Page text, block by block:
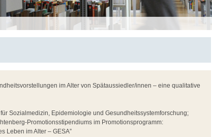
im Alter von Spätaussiedler/innen – eine qualitative
Sozialmedizin, Epidemiologie und Gesundheitssystemforschung;
Promotionsstipendiums im Promotionsprogramm:
Leben im Alter – GESA”